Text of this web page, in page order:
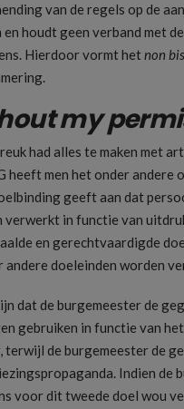
van de regels op de
houdt geen verband met
Hierdoor vormt hetnon
my
had alles te maken met
heeft men het onder andere
geeft aan dat
verwerkt in functie van
en gerechtvaardigde
andere doeleinden worden
dat de burgemeester de
gebruiken in functie van het
terwijl de burgemeester de
Indien de
voor dit tweede doel wou